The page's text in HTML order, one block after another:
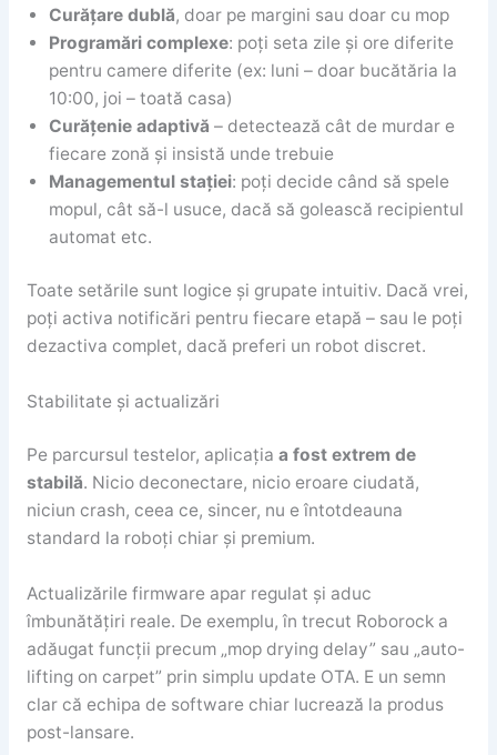
Curățare dublă, doar pe margini sau doar cu mop
Programări complexe: poți seta zile și ore diferite
pentru camere diferite (ex: luni – doar bucătăria la
10:00, joi – toată casa)
Curățenie adaptivă – detectează cât de murdar e
fiecare zonă și insistă unde trebuie
Managementul stației: poți decide când să spele
mopul, cât să-l usuce, dacă să golească recipientul
automat etc.
Toate setările sunt logice și grupate intuitiv. Dacă vrei,
poți activa notificări pentru fiecare etapă – sau le poți
dezactiva complet, dacă preferi un robot discret.
Stabilitate și actualizări
Pe parcursul testelor, aplicația a fost extrem de
stabilă. Nicio deconectare, nicio eroare ciudată,
niciun crash, ceea ce, sincer, nu e întotdeauna
standard la roboți chiar și premium.
Actualizările firmware apar regulat și aduc
îmbunătățiri reale. De exemplu, în trecut Roborock a
adăugat funcții precum „mop drying delay” sau „auto-
lifting on carpet” prin simplu update OTA. E un semn
clar că echipa de software chiar lucrează la produs
post-lansare.